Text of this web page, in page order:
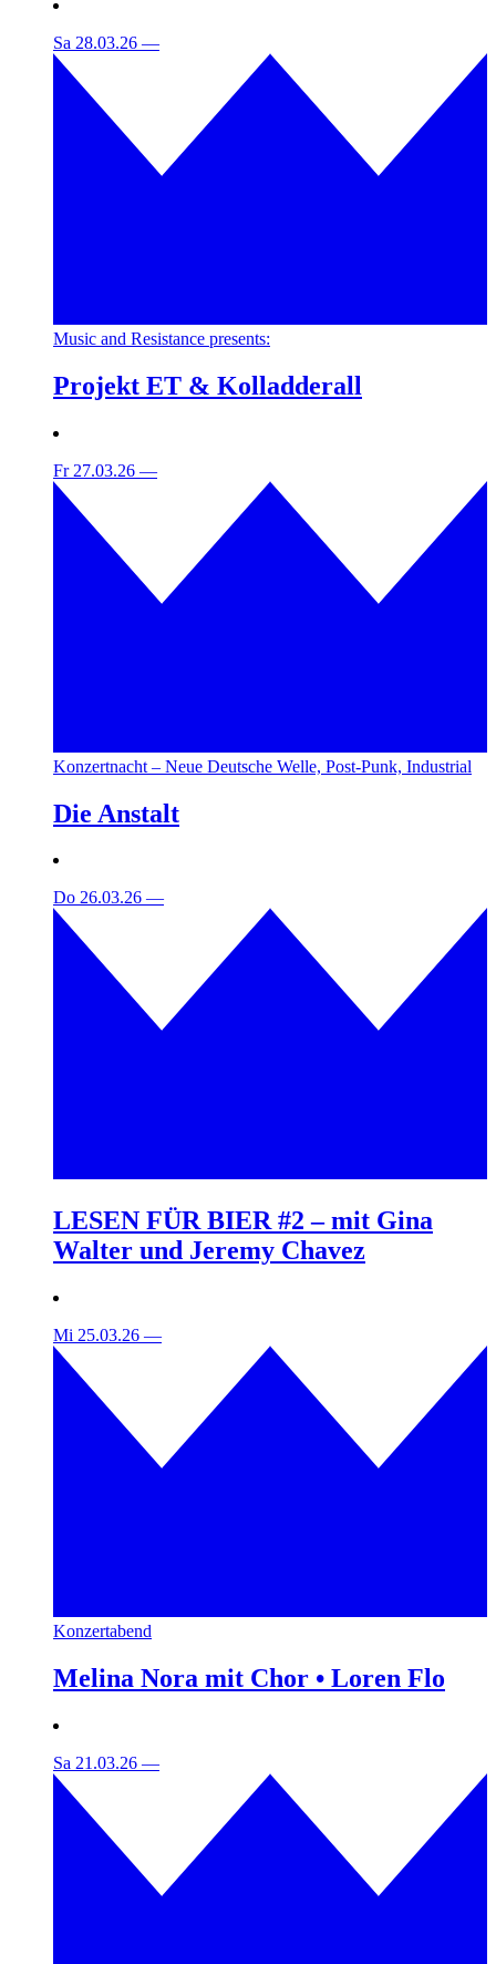
Sa 28.03.26 —
Music and Resistance presents:
Projekt ET & Kolladderall
Fr 27.03.26 —
Konzertnacht – Neue Deutsche Welle, Post-Punk, Industrial
Die Anstalt
Do 26.03.26 —
LESEN FÜR BIER #2 – mit Gina
Walter und Jeremy Chavez
Mi 25.03.26 —
Konzertabend
Melina Nora mit Chor • Loren Flo
Sa 21.03.26 —